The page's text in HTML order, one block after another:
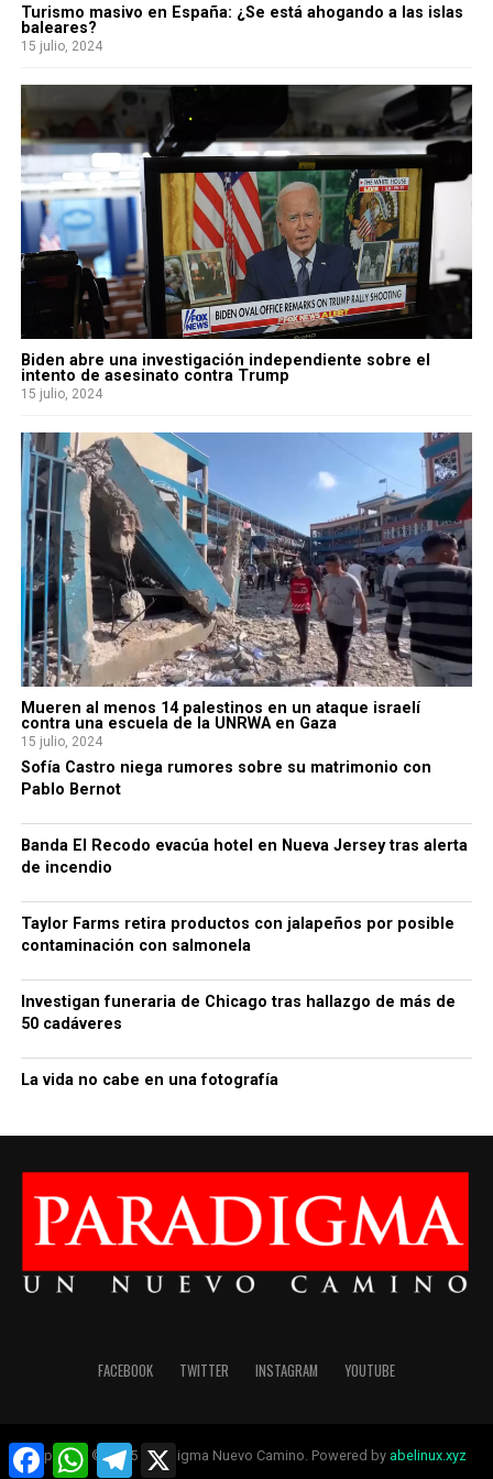
Turismo masivo en España: ¿Se está ahogando a las islas
baleares?
15 julio, 2024
Biden abre una investigación independiente sobre el
intento de asesinato contra Trump
15 julio, 2024
Mueren al menos 14 palestinos en un ataque israelí
contra una escuela de la UNRWA en Gaza
15 julio, 2024
Sofía Castro niega rumores sobre su matrimonio con
Pablo Bernot
Banda El Recodo evacúa hotel en Nueva Jersey tras alerta
de incendio
Taylor Farms retira productos con jalapeños por posible
contaminación con salmonela
Investigan funeraria de Chicago tras hallazgo de más de
50 cadáveres
La vida no cabe en una fotografía
FACEBOOK TWITTER INSTAGRAM YOUTUBE
Copyright © 2025 Paradigma Nuevo Camino. Powered by abelinux.xyz
FacebookWhatsAppTelegram
X